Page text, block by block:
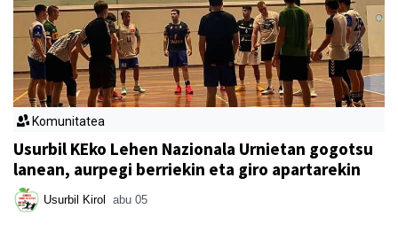
Komunitatea
Usurbil KEko Lehen Nazionala Urnietan gogotsu
lanean, aurpegi berriekin eta giro apartarekin
Usurbil Kirol abu 05